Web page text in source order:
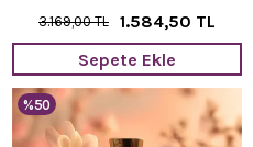
1.584,50 TL
3.169,00 TL
Sepete Ekle
%50